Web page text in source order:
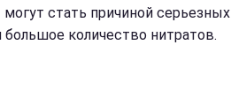
стать причиной серьезных
количество нитратов.